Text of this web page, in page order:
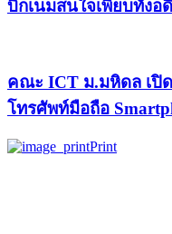
บิ๊กเนมสนใจเพียบทั้งอ
คณะ ICT ม.มหิดล เปิ
โทรศัพท์มือถือ
Print